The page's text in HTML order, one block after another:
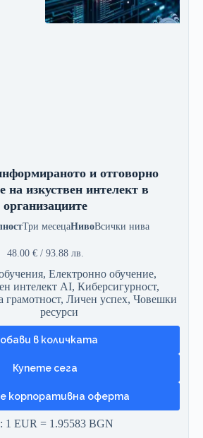
и отговорно
на изкуствен интелект в
организациите
Три месецаНивоВсички нива
48.00 €/ 93.88 лв.
, Електронно обучение,
интелект AI, Киберсигурност,
, Личен успех, Човешки
ресурси
в количката
корпоративна оферта
1 EUR = 1.95583 BGN